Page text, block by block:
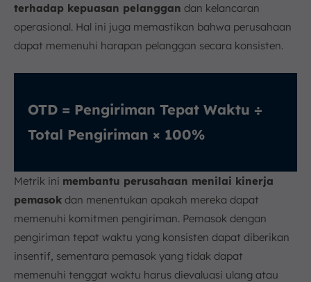
terhadap kepuasan pelanggan dan kelancaran
operasional. Hal ini juga memastikan bahwa perusahaan
dapat memenuhi harapan pelanggan secara konsisten.
OTD = Pengiriman Tepat Waktu ÷
Total Pengiriman × 100%
Metrik ini membantu perusahaan menilai kinerja
pemasok dan menentukan apakah mereka dapat
memenuhi komitmen pengiriman. Pemasok dengan
pengiriman tepat waktu yang konsisten dapat diberikan
insentif, sementara pemasok yang tidak dapat
memenuhi tenggat waktu harus dievaluasi ulang atau